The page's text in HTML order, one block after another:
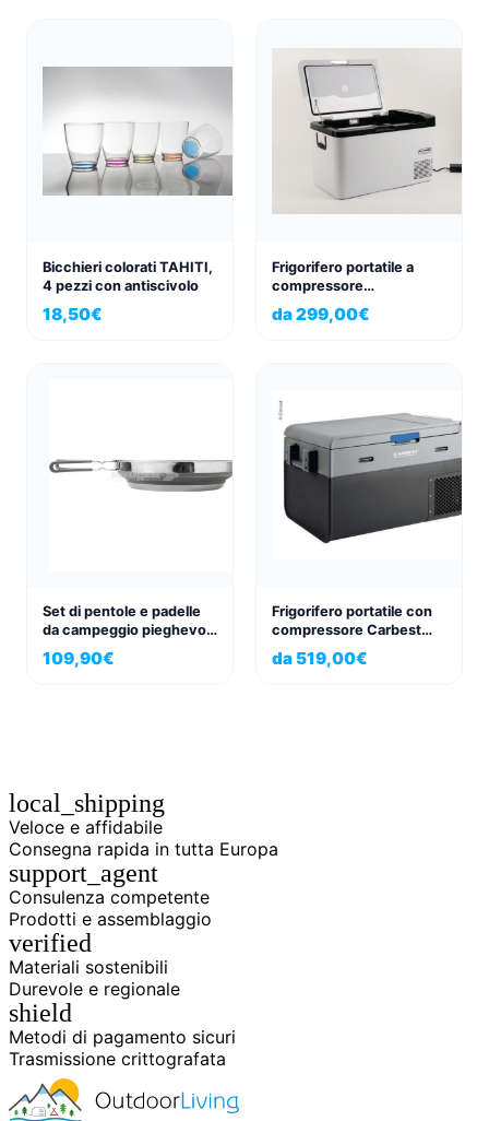
Bicchieri colorati TAHITI,
4 pezzi con antiscivolo
18,50€
Frigorifero portatile a
compressore
STYLE'N'COOL – 26 l |
McCamping
da299,00€
Set di pentole e padelle
da campeggio pieghevoli
in silicone di alta qualità,
Pasta al Volo
109,90€
Frigorifero portatile con
compressore Carbest
PowerCooler 45L 12V /
24V
da 519,00€
local_shipping
Veloce e affidabile
Consegna rapida in tutta Europa
support_agent
Consulenza competente
Prodotti e assemblaggio
verified
Materiali sostenibili
Durevole e regionale
shield
Metodi di pagamento sicuri
Trasmissione crittografata